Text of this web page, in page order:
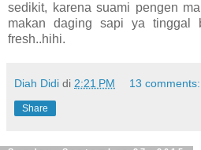
sedikit, karena suami pengen
makan daging sapi ya tinggal
fresh..hihi.
Diah Didi di 2:21 PM 13 comments:
Share